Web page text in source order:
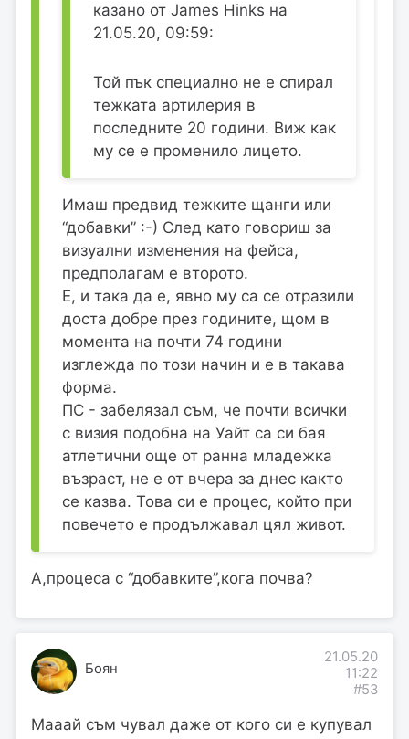
казано от James Hinks на
21.05.20, 09:59:
Той пък специално не е спирал
тежката артилерия в
последните 20 години. Виж как
му се е променило лицето.
Имаш предвид тежките щанги или
“добавки” :-) След като говориш за
визуални изменения на фейса,
предполагам е второто.
Е, и така да е, явно му са се отразили
доста добре през годините, щом в
момента на почти 74 години
изглежда по този начин и е в такава
форма.
ПС - забелязал съм, че почти всички
с визия подобна на Уайт са си бая
атлетични още от ранна младежка
възраст, не е от вчера за днес както
се казва. Това си е процес, който при
повечето е продължавал цял живот.
А,процеса с “добавките”,кога почва?
Боян
21.05.20
11:22
#53
Мааай съм чувал даже от кого си е купувал